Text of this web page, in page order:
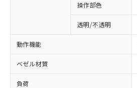
操作部色
透明/不透明
動作機能
ベゼル材質
負荷